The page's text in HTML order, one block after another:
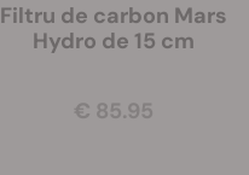
Filtru de carbon Mars
Hydro de 15 cm
€ 85.95